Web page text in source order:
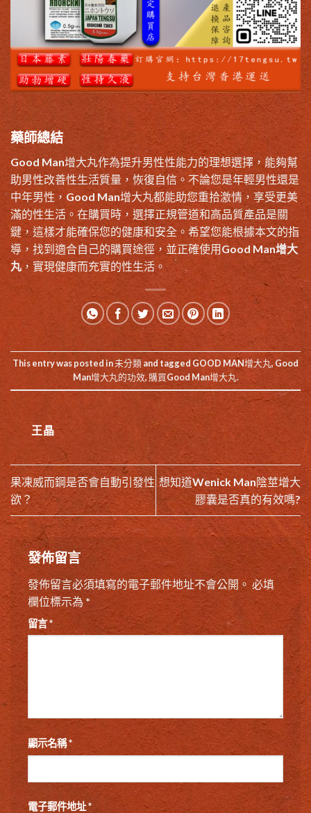
藥師總結
Good Man增大丸作為提升男性性能力的理想選擇，能夠幫
助男性改善性生活質量，恢復自信。不論您是年輕男性還是
中年男性，Good Man增大丸都能助您重拾激情，享受更美
滿的性生活。在購買時，選擇正規管道和高品質產品是關
鍵，這樣才能確保您的健康和安全。希望您能根據本文的指
導，找到適合自己的購買途徑，並正確使用Good Man增大
丸 ，實現健康而充實的性生活。
This entry was posted in未分類and tagged GOOD MAN增大丸, Good
Man增大丸的功效, 購買Good Man增大丸.
王晶
果凍威而鋼是否會自動引發性
欲？
想知道Wenick Man陰莖增大
膠囊是否真的有效嗎?
發佈留言
發佈留言必須填寫的電子郵件地址不會公開。 必填
欄位標示為 *
留言*
顯示名稱*
電子郵件地址*